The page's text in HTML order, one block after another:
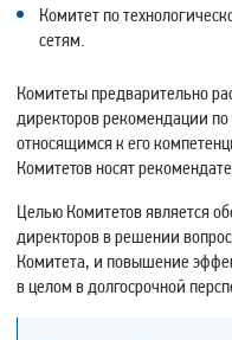
Комитет по
сетям.
Комитеты предварительно
директоров рекомендации
относящимся к его
Комитетов носят
Целью Комитетов является
директоров в решении
Комитета, и повышение
в целом в долгосрочной